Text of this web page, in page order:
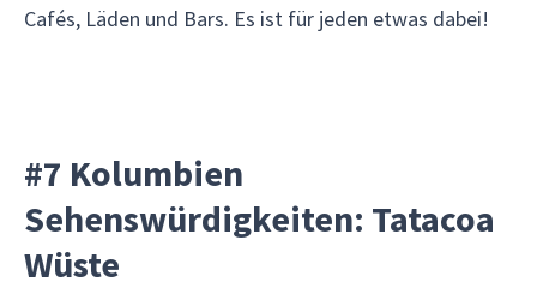
Cafés, Läden und Bars. Es ist für jeden etwas dabei!
#7 Kolumbien
Sehenswürdigkeiten: Tatacoa
Wüste